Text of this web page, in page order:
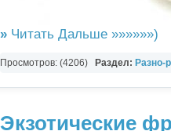
» Читать Дальше »»»»»»)
Просмотров: (4206) Раздел: Разно-
Экзотические